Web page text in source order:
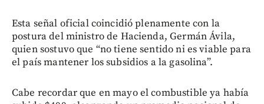
Esta señal oficial coincidió plenamente con la
postura del ministro de Hacienda, Germán Ávila,
quien sostuvo que “no tiene sentido ni es viable para
el país mantener los subsidios a la gasolina”.
Cabe recordar que en mayo el combustible ya había